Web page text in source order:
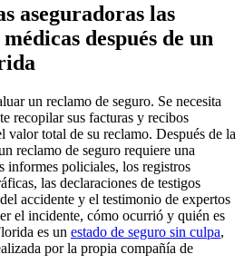
aseguradoras las
después de un
un reclamo de seguro. Se necesita
recopilar sus facturas y recibos
valor total de su reclamo. Después de la
reclamo de seguro requiere una
informes policiales, los registros
las declaraciones de testigos
accidente y el testimonio de expertos
el incidente, cómo ocurrió y quién es
es un estado de seguro sin culpa,
por la propia compañía de